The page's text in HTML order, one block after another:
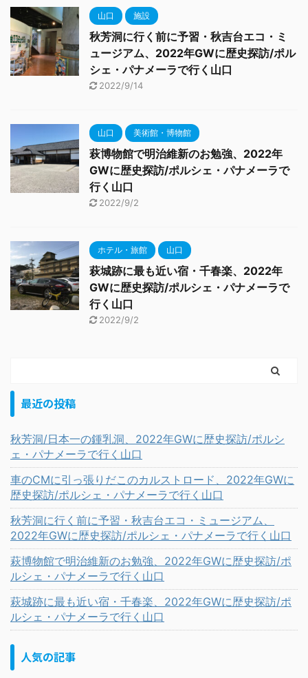
山口 施設
秋芳洞に行く前に予習・秋吉台エコ・ミ
ュージアム、2022年GWに歴史探訪/ポル
シェ・パナメーラで行く山口
2022/9/14
山口 美術館・博物館
萩博物館で明治維新のお勉強、2022年
GWに歴史探訪/ポルシェ・パナメーラで
行く山口
2022/9/2
ホテル・旅館 山口
萩城跡に最も近い宿・千春楽、2022年
GWに歴史探訪/ポルシェ・パナメーラで
行く山口
2022/9/2
最近の投稿
秋芳洞/日本一の鍾乳洞、2022年GWに歴史探訪/ポルシ
ェ・パナメーラで行く山口
車のCMに引っ張りだこのカルストロード、2022年GWに
歴史探訪/ポルシェ・パナメーラで行く山口
秋芳洞に行く前に予習・秋吉台エコ・ミュージアム、
2022年GWに歴史探訪/ポルシェ・パナメーラで行く山口
萩博物館で明治維新のお勉強、2022年GWに歴史探訪/ポ
ルシェ・パナメーラで行く山口
萩城跡に最も近い宿・千春楽、2022年GWに歴史探訪/ポ
ルシェ・パナメーラで行く山口
人気の記事